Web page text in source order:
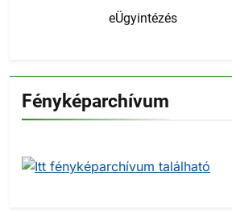
eÜgyintézés
Fényképarchívum